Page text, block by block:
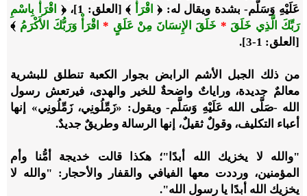
عَلَيْهِ وَسَلَّم- بشدة ويقال له: ﴿ اقْرَأْ ﴾ [العلق: 1]، ﴿
اقْرَأْ بِاسْمِ
رَبِّكَ الَّذِي خَلَقَ * خَلَقَ الإِنسَانَ مِنْ عَلَقٍ *اقْرَأْ وَرَبُّكَ الأَكْرَمُ ﴾
[العلق: 1-3].
من ذلك الجبل الأشم الرابض بجوار الكعبة تنطلق للبشرية
معالمٌ جديدة، وراياتٌ واضحةٌ للخير والهدى، فيرتعش رسول
الله -صَلَّى الله عَلَيْهِ وَسَلَّم- ويقول: «زَمِّلُونِي، زَمِّلُونِي» إنها
أعباء التكليف، وقولٌ ثقيلٌ، إنها الرسالة وطريقٌ جديدٌ.
"والله لا يخزيك الله أبدًا"؛ هكذا قالت خديجة أمُّنا وأم
المؤمنين، ورددت معها الفيافي والقفار والأحجار: "والله لا
يخزيك الله أبدًا يا رسول الله".